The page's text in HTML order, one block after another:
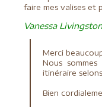
faire mes valises et
Vanessa
Merci
Nous
itinéraire
Bien